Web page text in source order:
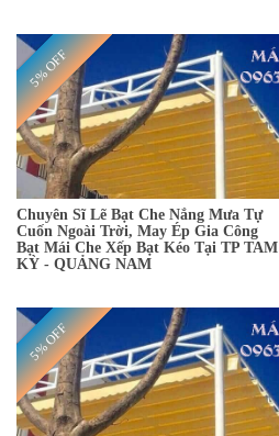
5% OFF
Chuyên Sĩ Lẽ Bạt Che Nắng Mưa Tự
Cuốn Ngoài Trời, May Ép Gia Công
Bạt Mái Che Xếp Bạt Kéo Tại TP TAM
KỲ - QUẢNG NAM
5% OFF